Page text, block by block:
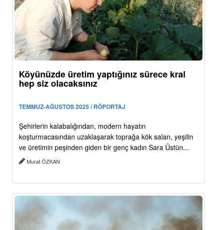
Köyünüzde üretim yaptığınız sürece kral
hep siz olacaksınız
TEMMUZ-AĞUSTOS 2025 / RÖPORTAJ
Şehirlerin kalabalığından, modern hayatın
koşturmacasından uzaklaşarak toprağa kök salan, yeşilin
ve üretimin peşinden giden bir genç kadın Sara Üstün...
Murat ÖZKAN